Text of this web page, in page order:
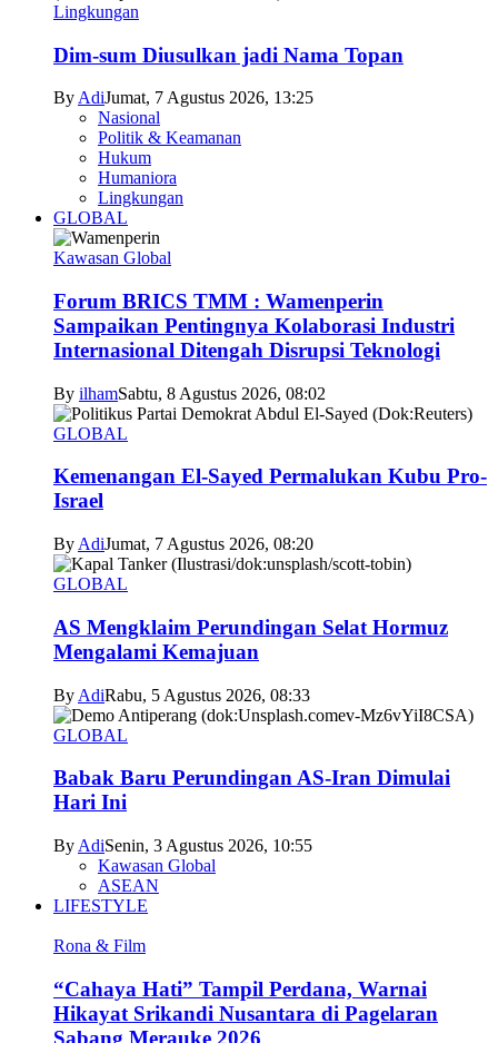
Lingkungan
Dim-sum Diusulkan jadi Nama Topan
By AdiJumat, 7 Agustus 2026, 13:25
Nasional
Politik & Keamanan
Hukum
Humaniora
Lingkungan
GLOBAL
Kawasan Global
Forum BRICS TMM : Wamenperin
Sampaikan Pentingnya Kolaborasi Industri
Internasional Ditengah Disrupsi Teknologi
By ilhamSabtu, 8 Agustus 2026, 08:02
GLOBAL
Kemenangan El-Sayed Permalukan Kubu Pro-
Israel
By AdiJumat, 7 Agustus 2026, 08:20
GLOBAL
AS Mengklaim Perundingan Selat Hormuz
Mengalami Kemajuan
By AdiRabu, 5 Agustus 2026, 08:33
GLOBAL
Babak Baru Perundingan AS-Iran Dimulai
Hari Ini
By AdiSenin, 3 Agustus 2026, 10:55
Kawasan Global
ASEAN
LIFESTYLE
Rona & Film
“Cahaya Hati” Tampil Perdana, Warnai
Hikayat Srikandi Nusantara di Pagelaran
Sabang Merauke 2026